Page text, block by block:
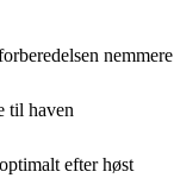
nemmere
til haven
efter høst